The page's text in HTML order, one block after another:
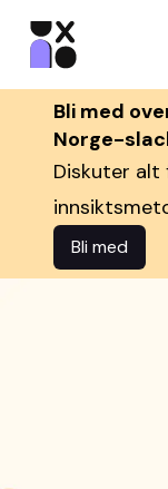
Bli med
Norge-
Diskuter alt
Bli med